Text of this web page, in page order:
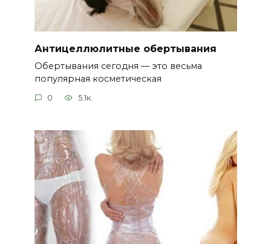
Антицеллюлитные обертывания
Обертывания сегодня — это весьма
популярная косметическая
0 5.1к.